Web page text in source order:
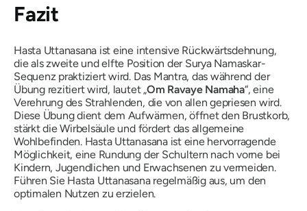
Fazit
Hasta Uttanasana ist eine intensive Rückwärtsdehnung,
die als zweite und elfte Position der Surya Namaskar-
Sequenz praktiziert wird. Das Mantra, das während der
Übung rezitiert wird, lautet „Om Ravaye Namaha“, eine
Verehrung des Strahlenden, die von allen gepriesen wird.
Diese Übung dient dem Aufwärmen, öffnet den Brustkorb,
stärkt die Wirbelsäule und fördert das allgemeine
Wohlbefinden. Hasta Uttanasanaist eine hervorragende
Möglichkeit, eine Rundung der Schultern nach vorne bei
Kindern, Jugendlichen und Erwachsenen zu vermeiden.
Führen Sie Hasta Uttanasanaregelmäßig aus, um den
optimalen Nutzen zu erzielen.